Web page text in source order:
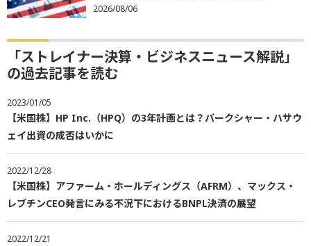
2026/08/06
「ストレイナー決算・ビジネスニュース解説」
の過去記事を読む
2023/01/05
【米国株】HP Inc.（HPQ）の3年計画とは？バークシャー・ハサウ
ェイ出資の成否はいかに
2022/12/28
【米国株】アファーム・ホールディングス（AFRM）、マックス・
レブチンCEO発言にみる不況下におけるBNPL決済の展望
2022/12/21